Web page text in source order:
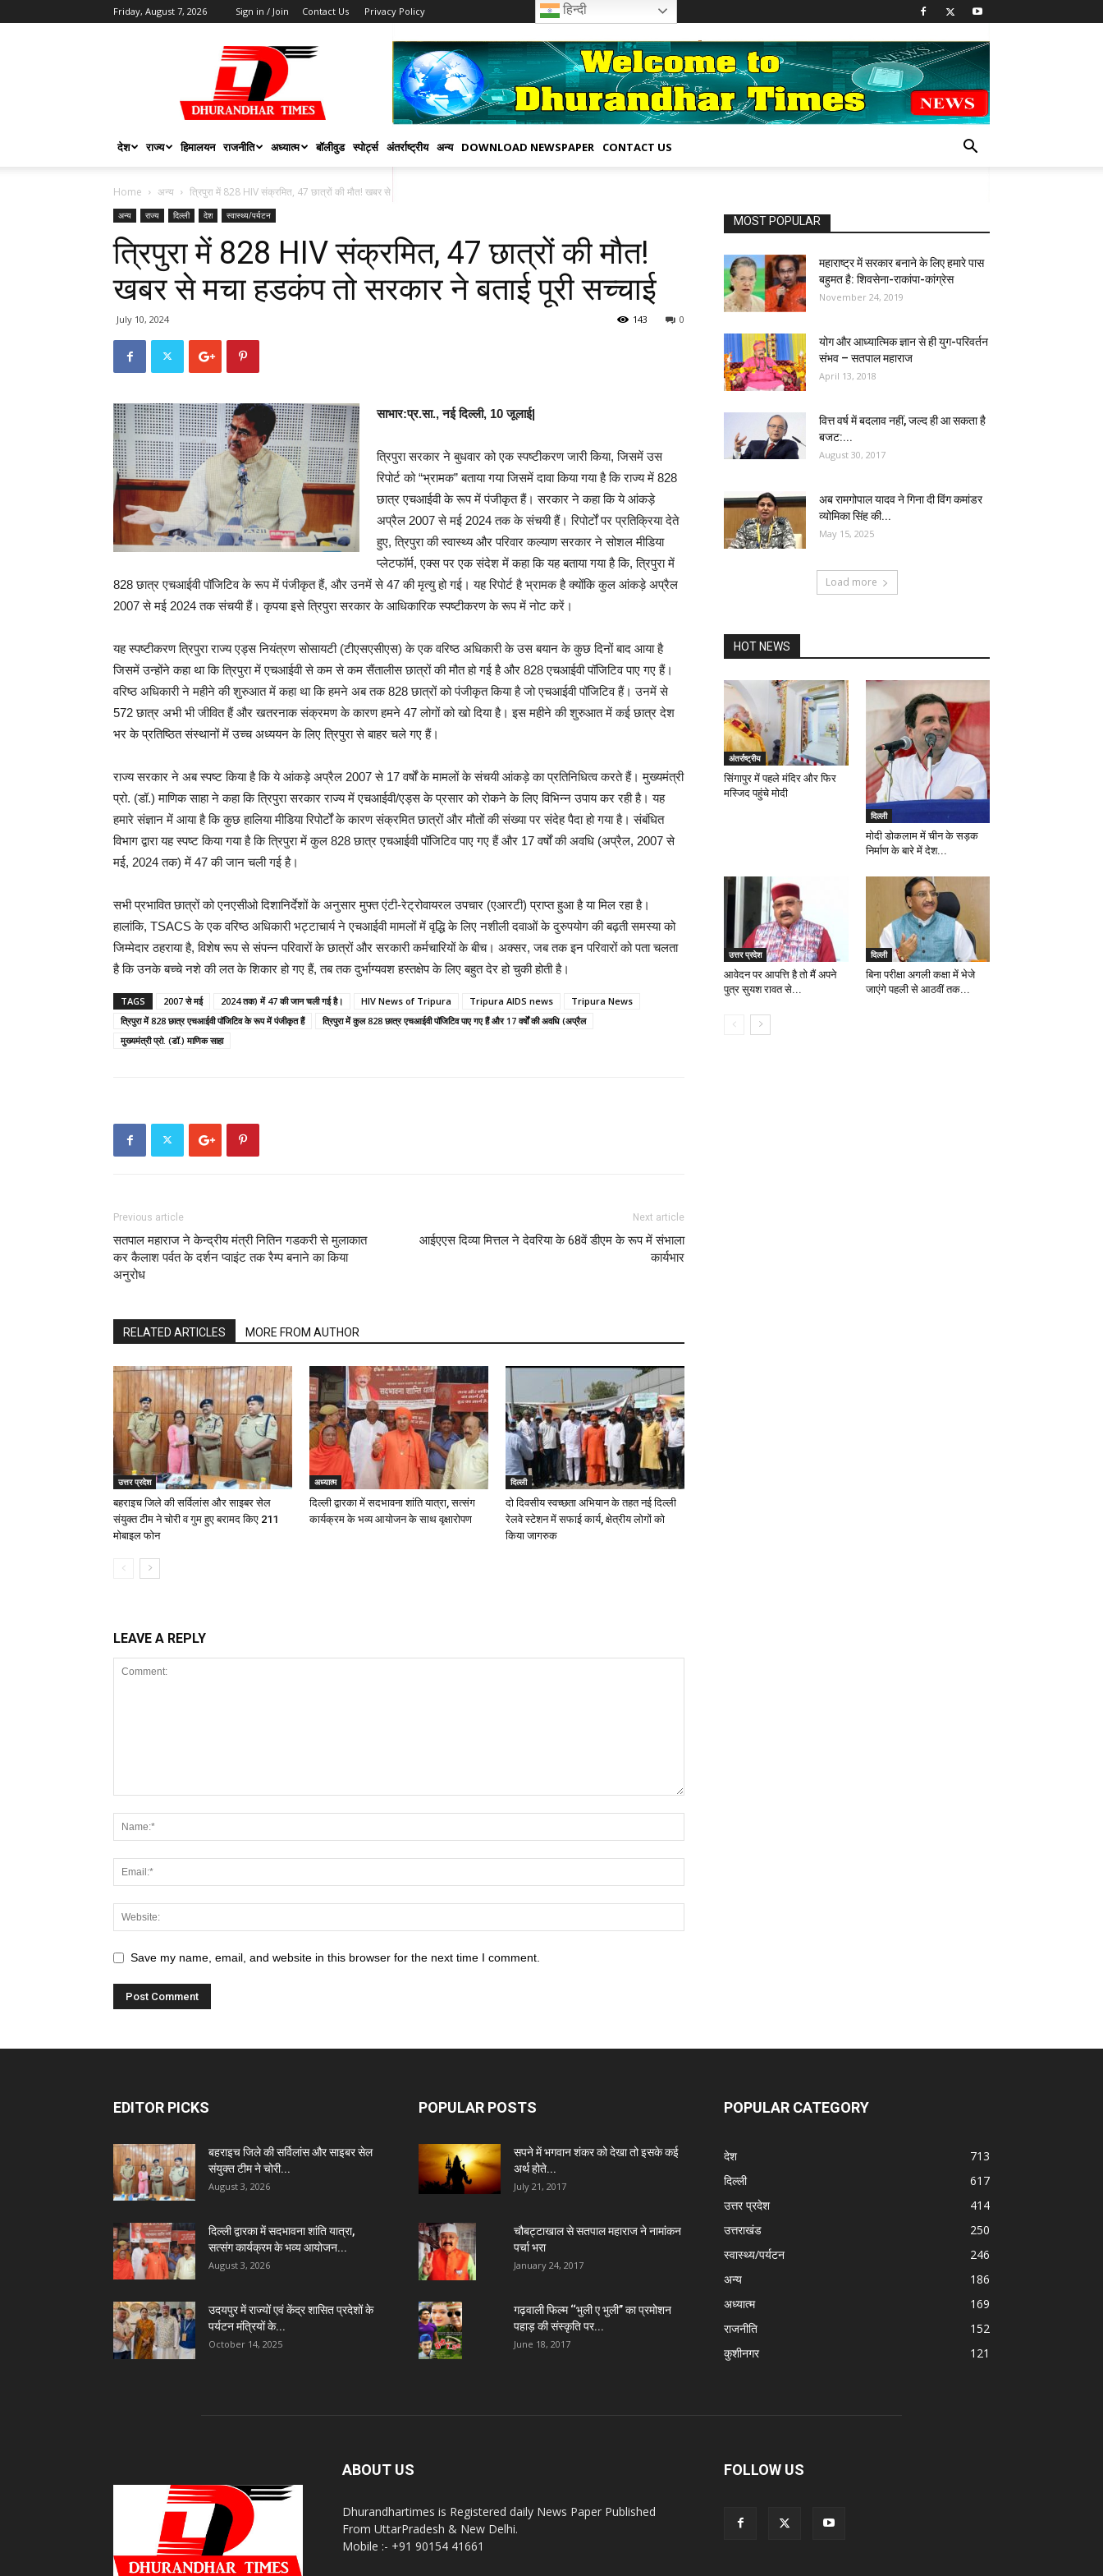
Friday, August 7, 2026 Sign in / Join Contact Us Privacy Policy हिन्दी
DHURANDHAR
TIMES
देश राज्य हिमालयन राजनीति अध्यात्म बॉलीवुड स्पोर्ट्स अंतर्राष्ट्रीय अन्य DOWNLOAD NEWSPAPER CONTACT US
Home अन्य त्रिपुरा में 828 HIV संक्रमित, 47 छात्रों की मौत! खबर से मचा...
अन्य राज्य दिल्ली देश स्वास्थ्य/पर्यटन
त्रिपुरा में 828 HIV संक्रमित, 47 छात्रों की मौत!
खबर से मचा हडकंप तो सरकार ने बताई पूरी सच्चाई
July 10, 2024 0
143
साभार:प्र.सा., नई दिल्ली, 10 जूलाई|
त्रिपुरा सरकार ने बुधवार को एक स्पष्टीकरण जारी किया, जिसमें उस
रिपोर्ट को “भ्रामक” बताया गया जिसमें दावा किया गया है कि राज्य में 828
छात्र एचआईवी के रूप में पंजीकृत हैं। सरकार ने कहा कि ये आंकड़े
अप्रैल 2007 से मई 2024 तक के संचयी हैं। रिपोर्टों पर प्रतिक्रिया देते
हुए, त्रिपुरा की स्वास्थ्य और परिवार कल्याण सरकार ने सोशल मीडिया
प्लेटफॉर्म, एक्स पर एक संदेश में कहा कि यह बताया गया है कि, त्रिपुरा में
828 छात्र एचआईवी पॉजिटिव के रूप में पंजीकृत हैं, और उनमें से 47 की मृत्यु हो गई। यह रिपोर्ट है भ्रामक है क्योंकि कुल आंकड़े अप्रैल
2007 से मई 2024 तक संचयी हैं। कृपया इसे त्रिपुरा सरकार के आधिकारिक स्पष्टीकरण के रूप में नोट करें।
यह स्पष्टीकरण त्रिपुरा राज्य एड्स नियंत्रण सोसायटी (टीएसएसीएस) के एक वरिष्ठ अधिकारी के उस बयान के कुछ दिनों बाद आया है
जिसमें उन्होंने कहा था कि त्रिपुरा में एचआईवी से कम से कम सैंतालीस छात्रों की मौत हो गई है और 828 एचआईवी पॉजिटिव पाए गए हैं।
वरिष्ठ अधिकारी ने महीने की शुरुआत में कहा था कि हमने अब तक 828 छात्रों को पंजीकृत किया है जो एचआईवी पॉजिटिव हैं। उनमें से
572 छात्र अभी भी जीवित हैं और खतरनाक संक्रमण के कारण हमने 47 लोगों को खो दिया है। इस महीने की शुरुआत में कई छात्र देश
भर के प्रतिष्ठित संस्थानों में उच्च अध्ययन के लिए त्रिपुरा से बाहर चले गए हैं।
राज्य सरकार ने अब स्पष्ट किया है कि ये आंकड़े अप्रैल 2007 से 17 वर्षों के मामलों के संचयी आंकड़े का प्रतिनिधित्व करते हैं। मुख्यमंत्री
प्रो. (डॉ.) माणिक साहा ने कहा कि त्रिपुरा सरकार राज्य में एचआईवी/एड्स के प्रसार को रोकने के लिए विभिन्न उपाय कर रही है। यह
हमारे संज्ञान में आया है कि कुछ हालिया मीडिया रिपोर्टों के कारण संक्रमित छात्रों और मौतों की संख्या पर संदेह पैदा हो गया है। संबंधित
विभाग द्वारा यह स्पष्ट किया गया है कि त्रिपुरा में कुल 828 छात्र एचआईवी पॉजिटिव पाए गए हैं और 17 वर्षों की अवधि (अप्रैल, 2007 से
मई, 2024 तक) में 47 की जान चली गई है।
सभी प्रभावित छात्रों को एनएसीओ दिशानिर्देशों के अनुसार मुफ्त एंटी-रेट्रोवायरल उपचार (एआरटी) प्राप्त हुआ है या मिल रहा है।
हालांकि, TSACS के एक वरिष्ठ अधिकारी भट्टाचार्य ने एचआईवी मामलों में वृद्धि के लिए नशीली दवाओं के दुरुपयोग की बढ़ती समस्या को
जिम्मेदार ठहराया है, विशेष रूप से संपन्न परिवारों के छात्रों और सरकारी कर्मचारियों के बीच। अक्सर, जब तक इन परिवारों को पता चलता
है कि उनके बच्चे नशे की लत के शिकार हो गए हैं, तब तक दुर्भाग्यवश हस्तक्षेप के लिए बहुत देर हो चुकी होती है।
TAGS 2007 से मई 2024 तक) में 47 की जान चली गई है। HIV News of Tripura Tripura AIDS news
Tripura News
त्रिपुरा में 828 छात्र एचआईवी पॉजिटिव के रूप में पंजीकृत हैं
त्रिपुरा में कुल 828 छात्र एचआईवी पॉजिटिव पाए गए हैं और 17 वर्षों की अवधि (अप्रैल
मुख्यमंत्री प्रो. (डॉ.) माणिक साहा
Previous article
सतपाल महाराज ने केन्द्रीय मंत्री नितिन गडकरी से मुलाकात
कर कैलाश पर्वत के दर्शन प्वाइंट तक रैम्प बनाने का किया
अनुरोध
Next article
आईएएस दिव्या मित्तल ने देवरिया के 68वें डीएम के रूप में संभाला
कार्यभार
RELATED ARTICLES MORE FROM AUTHOR
उत्तर प्रदेश
बहराइच जिले की सर्विलांस और साइबर सेल
संयुक्त टीम ने चोरी व गुम हुए बरामद किए 211
मोबाइल फोन
अध्यात्म
दिल्ली द्वारका में सदभावना शांति यात्रा, सत्संग
कार्यक्रम के भव्य आयोजन के साथ वृक्षारोपण
दिल्ली
दो दिवसीय स्वच्छता अभियान के तहत नई दिल्ली
रेलवे स्टेशन में सफाई कार्य, क्षेत्रीय लोगों को
किया जागरुक
LEAVE A REPLY
Save my name, email, and website in this browser for the next time I comment.
MOST POPULAR
महाराष्ट्र में सरकार बनाने के लिए हमारे पास
बहुमत है: शिवसेना-राकांपा-कांग्रेस
November 24, 2019
योग और आध्यात्मिक ज्ञान से ही युग-परिवर्तन
संभव – सतपाल महाराज
April 13, 2018
वित्त वर्ष में बदलाव नहीं, जल्द ही आ सकता है
बजट:...
August 30, 2017
अब रामगोपाल यादव ने गिना दी विंग कमांडर
व्योमिका सिंह की...
May 15, 2025
Load more
HOT NEWS
अंतर्राष्ट्रीय
सिंगापुर में पहले मंदिर और फिर
मस्जिद पहुंचे मोदी
दिल्ली
मोदी डोकलाम में चीन के सड़क
निर्माण के बारे में देश...
उत्तर प्रदेश
आवेदन पर आपत्ति है तो मैं अपने
पुत्र सुयश रावत से...
दिल्ली
बिना परीक्षा अगली कक्षा में भेजे
जाएंगे पहली से आठवीं तक...
EDITOR PICKS
बहराइच जिले की सर्विलांस और साइबर सेल
संयुक्त टीम ने चोरी...
August 3, 2026
दिल्ली द्वारका में सदभावना शांति यात्रा,
सत्संग कार्यक्रम के भव्य आयोजन...
August 3, 2026
उदयपुर में राज्यों एवं केंद्र शासित प्रदेशों के
पर्यटन मंत्रियों के...
October 14, 2025
POPULAR POSTS
सपने में भगवान शंकर को देखा तो इसके कई
अर्थ होते...
July 21, 2017
चौबट्टाखाल से सतपाल महाराज ने नामांकन
पर्चा भरा
January 24, 2017
गढ़वाली फिल्म ‘‘भुली ए भुली’’ का प्रमोशन
पहाड़ की संस्कृति पर...
June 18, 2017
POPULAR CATEGORY
देश
713
दिल्ली
617
उत्तर प्रदेश
414
उत्तराखंड
250
स्वास्थ्य/पर्यटन
246
अन्य
186
अध्यात्म
169
राजनीति
152
कुशीनगर
121
ABOUT US
Dhurandhartimes is Registered daily News Paper Published
From UttarPradesh & New Delhi.
Mobile :- +91 90154 41661
FOLLOW US